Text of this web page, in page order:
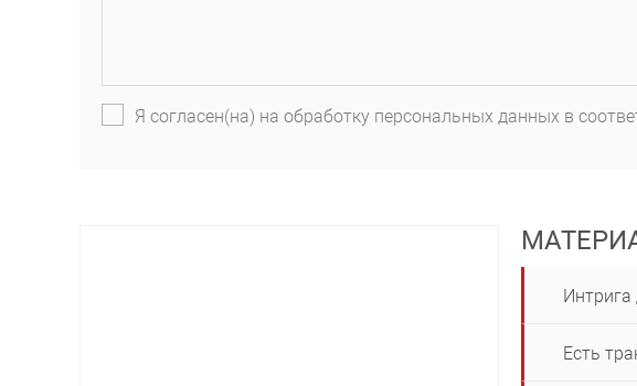
Я согласен(на) на обработку персональных данных в
Есть